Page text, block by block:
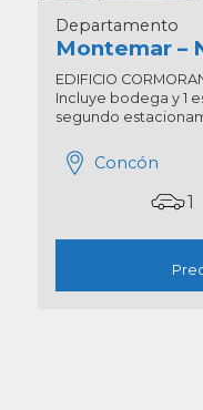
Departamento
Montemar –
EDIFICIO
Incluye bodega y 1
segundo
Concón
1